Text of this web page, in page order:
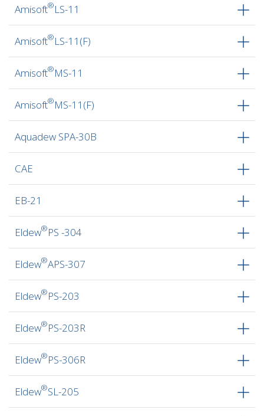
Amisoft®LS-11
Amisoft®LS-11(F)
Amisoft®MS-11
Amisoft®MS-11(F)
Aquadew SPA-30B
CAE
EB-21
Eldew®PS -304
Eldew®APS-307
Eldew®PS-203
Eldew®PS-203R
Eldew®PS-306R
Eldew®SL-205